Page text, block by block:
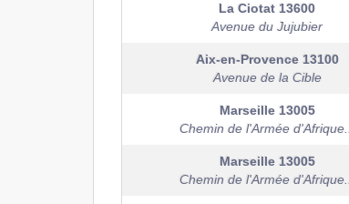
La Ciotat 13600
Avenue du Jujubier
Aix-en-Provence 13100
Avenue de la Cible
Marseille 13005
Chemin de l'Armée d'Afrique...
Marseille 13005
Chemin de l'Armée d'Afrique...